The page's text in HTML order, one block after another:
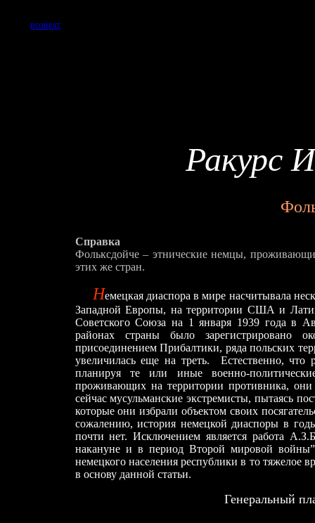
ВОЗВРАТ
Ракурс
Справка
Фольксдойче – этнические немцы,
этих же стран.
Немецкая диаспора в мире насчитывала
Западной Европы, на территории США и
Советского Союза на 1 января 1939 года в
районах страны было зарегистрировано
присоединением Прибалтики, ряда польских
увеличилась еще на треть. Естественно, что
планируя те или иные военно-
проживающих на территории противника, они
сейчас мусульманские экстремисты, пытаясь
которые они избрали объектом своих
сожалению, история немецкой диаспоры в
почти нет. Исключением является работа
накануне и в период Второй мировой
немецкого населения республики в то тяжелое
в основу данной статьи.
Генеральный